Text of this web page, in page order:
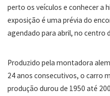
perto os veículos e conhecer a
exposição é uma prévia do
agendado para abril, no centro
Produzido pela montadora
24 anos consecutivos, o carro
produção durou de 1950 até